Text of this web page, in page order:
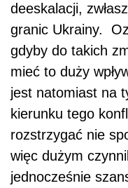
deeskalacji,
granic Ukrainy.
gdyby do takich
mieć to duży
jest natomiast na
kierunku tego
rozstrzygać nie
więc dużym
jednocześnie